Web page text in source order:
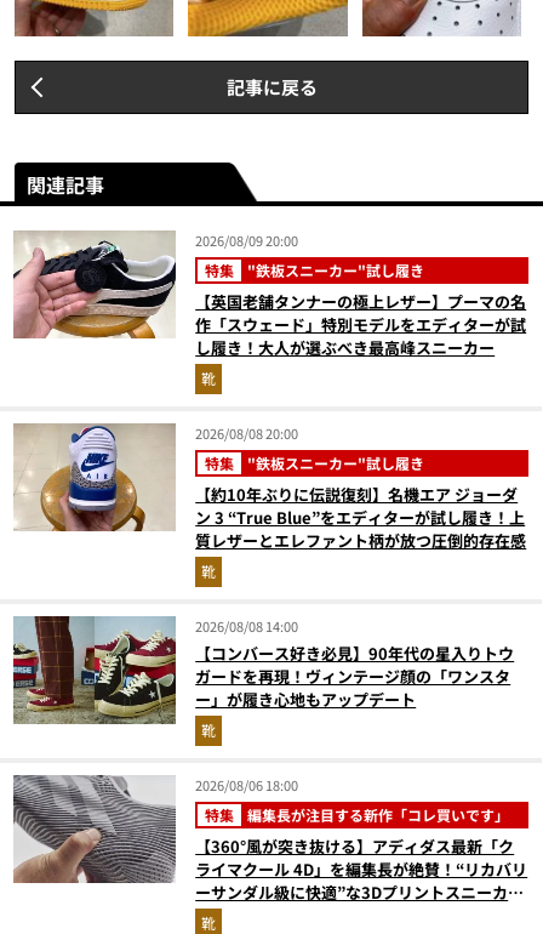
記事に戻る
関連記事
2026/08/09 20:00
特集 "鉄板スニーカー"試し履き
【英国老舗タンナーの極上レザー】プーマの名
作「スウェード」特別モデルをエディターが試
し履き！大人が選ぶべき最高峰スニーカー
靴
2026/08/08 20:00
特集 "鉄板スニーカー"試し履き
【約10年ぶりに伝説復刻】名機エア ジョーダ
ン 3 “True Blue”をエディターが試し履き！上
質レザーとエレファント柄が放つ圧倒的存在感
靴
2026/08/08 14:00
【コンバース好き必見】90年代の星入りトウ
ガードを再現！ヴィンテージ顔の「ワンスタ
ー」が履き心地もアップデート
靴
2026/08/06 18:00
特集 編集長が注目する新作「コレ買いです」
【360°風が突き抜ける】アディダス最新「ク
ライマクール 4D」を編集長が絶賛！“リカバリ
ーサンダル級に快適”な3Dプリントスニーカー
『コレ買いです』Vol.173
靴